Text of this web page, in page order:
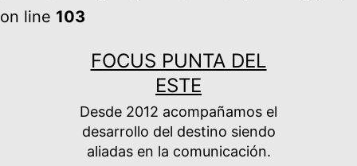
on line 103
FOCUS PUNTA DEL
ESTE
Desde 2012 acompañamos el
desarrollo del destino siendo
aliadas en la comunicación.